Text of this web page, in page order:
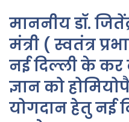
माननीय डॉ.
मंत्री ( स्वतंत्र
नई दिल्ली के कर
ज्ञान को
योगदान हेतु नई